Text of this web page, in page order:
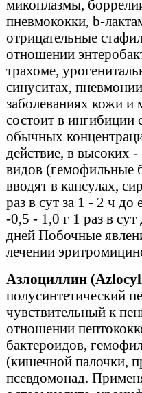
микоплазмы,
пневмококки, b-
отрицательные
отношении
трахоме,
синуситах,
заболеваниях кожи и
состоит в ингибиции
обычных
действие, в высоких
видов (гемофильные
вводят в капсулах,
раз в сут за 1 - 2 ч
-0,5 - 1,0 г 1 раз в
дней Побочные
лечении
Азлоциллин
полусинтетический
чувствительный к
отношении
бактероидов,
(кишечной палочки,
псевдомонад.